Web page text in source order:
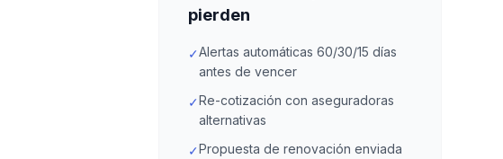
pierden
✓Alertas automáticas 60/30/15 días
antes de vencer
✓Re-cotización con aseguradoras
alternativas
✓Propuesta de renovación enviada